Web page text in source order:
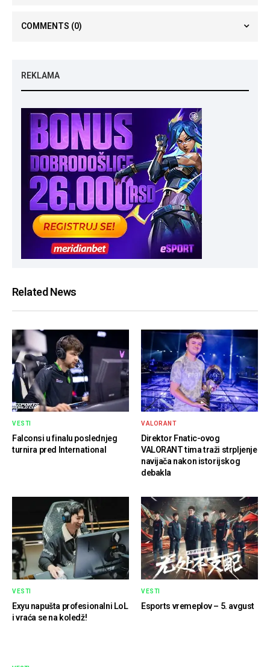
COMMENTS (0)
REKLAMA
Related News
VESTI
Falconsi u finalu poslednjeg
turnira pred International
VALORANT
Direktor Fnatic-ovog
VALORANT tima traži strpljenje
navijača nakon istorijskog
debakla
VESTI
Exyu napušta profesionalni LoL
i vraća se na koledž!
VESTI
Esports vremeplov – 5. avgust